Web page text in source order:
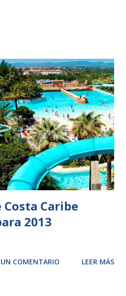
Caribe
2013
UN COMENTARIO LEER MÁS